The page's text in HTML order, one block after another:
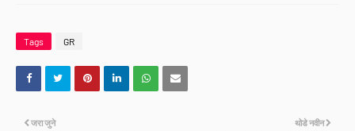
Tags GR
थोडे नवीन
जरा जुने